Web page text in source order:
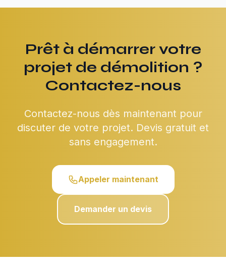
Prêt à démarrer votre
projet de démolition ?
Contactez-nous
Contactez-nous dès maintenant pour
discuter de votre projet. Devis gratuit et
sans engagement.
Appeler maintenant
Demander un devis